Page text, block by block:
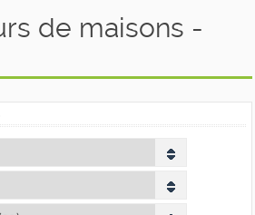
de maisons -